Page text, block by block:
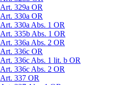
Art. 329a OR
Art. 330a OR
Art. 330a Abs. 1 OR
Art. 335b Abs. 1 OR
Art. 336a Abs. 2 OR
Art. 336c OR
Art. 336c Abs. 1 lit. b OR
Art. 336c Abs. 2 OR
Art. 337 OR